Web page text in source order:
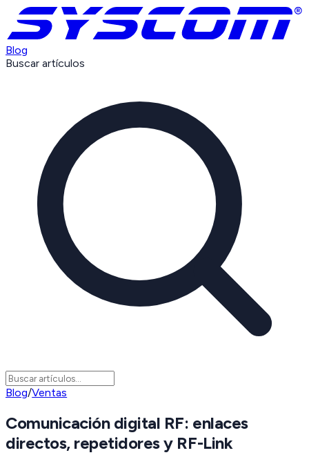
Blog
Buscar artículos
Blog/Ventas
Comunicación digital RF: enlaces
directos, repetidores y RF-Link